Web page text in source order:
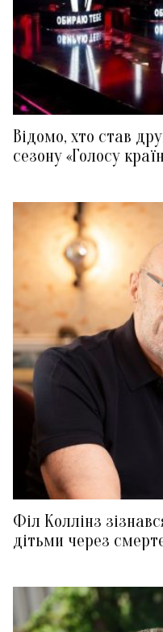
Відомо, хто став
сезону «Голосу
Філ Коллінз
дітьми через